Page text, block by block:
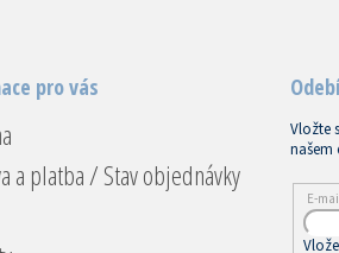
pro vás
a platba / Stav objednávky
Vložte
našem
E-